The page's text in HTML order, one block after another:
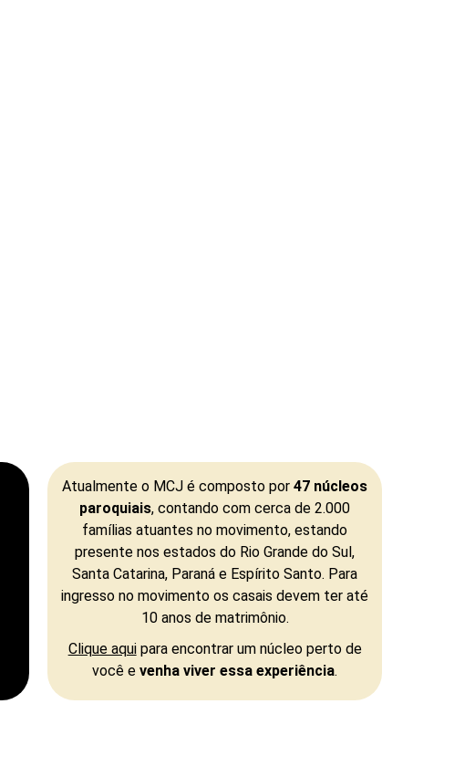
Atualmente o MCJ é composto por47 núcleos
paroquiais, contando com cerca de 2.000
famílias atuantes no movimento, estando
presente nos estados do Rio Grande do Sul,
Santa Catarina, Paraná e Espírito Santo. Para
ingresso no movimento os casais devem ter até
10 anos de matrimônio.
Clique aquipara encontrar um núcleo perto de
você evenha viver essa experiência.